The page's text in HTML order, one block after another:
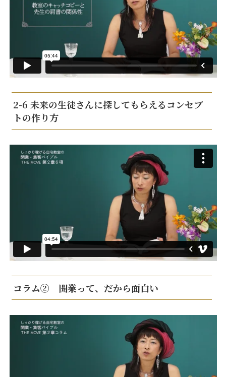
2-6 未来の生徒さんに探してもらえるコンセプ
トの作り方
コラム② 開業って、だから面白い